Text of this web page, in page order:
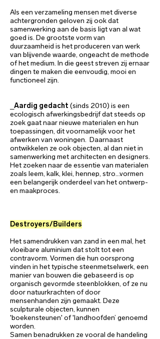
Als een verzameling mensen met diverse
achtergronden geloven zij ook dat
samenwerking aan de basis ligt van al wat
goed is. De grootste vorm van
duurzaamheid is het produceren van werk
van blijvende waarde, ongeacht de methode
of het medium. In die geest streven zij ernaar
dingen te maken die eenvoudig, mooi en
functioneel zijn.
Aardig gedacht (sinds 2010) is een
ecologisch afwerkingsbedrijf dat steeds op
zoek gaat naar nieuwe materialen en hun
toepassingen, dit voornamelijk voor het
afwerken van woningen. Daarnaast
ontwikkelen ze ook objecten, al dan niet in
samenwerking met architecten en designers.
Het zoeken naar de essentie van materialen
zoals leem, kalk, klei, hennep, stro…vormen
een belangerijk onderdeel van het ontwerp-
en maakproces.
Destroyers/Builders
Het samendrukken van zand in een mal, het
vloeibare aluminium dat stolt tot een
contravorm. Vormen die hun oorsprong
vinden in het typische steenmetselwerk, een
manier van bouwen die gebaseerd is op
organisch gevormde steenblokken, of ze nu
door natuurkrachten of door
mensenhanden zijn gemaakt. Deze
sculpturale objecten, kunnen
'boekensteunen' of 'landhoofden’ genoemd
worden.
Samen benadrukken ze vooral de handeling